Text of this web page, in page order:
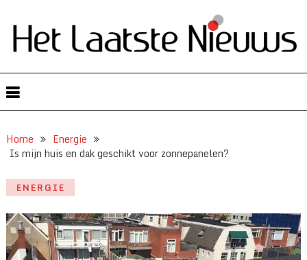
Home
Energie
Is mijn huis en dak geschikt voor zonnepanelen?
ENERGIE